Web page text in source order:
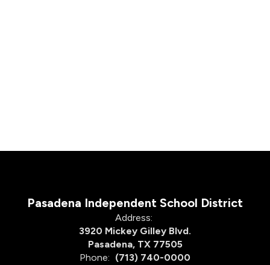
Pasadena Independent School District
Address:
3920 Mickey Gilley Blvd.
Pasadena, TX 77505
Phone: (713) 740-0000